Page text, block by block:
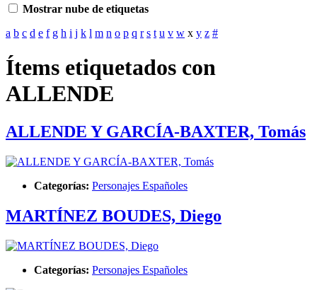
Mostrar nube de etiquetas
a b c d e f g h i j k l m n o p q r s t u v w x y z #
Ítems etiquetados con
ALLENDE
ALLENDE Y GARCÍA-BAXTER, Tomás
Categorías: Personajes Españoles
MARTÍNEZ BOUDES, Diego
Categorías: Personajes Españoles